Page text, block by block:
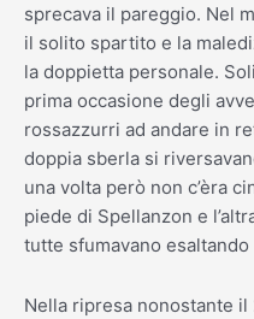
sprecava il pareggio. Nel
il solito spartito e la
la doppietta personale.
prima occasione degli
rossazzurri ad andare in
doppia sberla si
una volta però non c’èra
piede di Spellanzon e
tutte sfumavano
Nella ripresa nonostante